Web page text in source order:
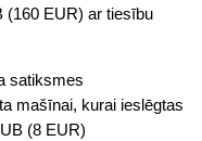
(160 EUR) ar tiesību
satiksmes
mašīnai, kurai ieslēgtas
(8 EUR)